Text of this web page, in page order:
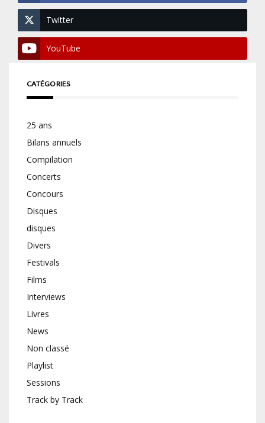
Twitter
YouTube
CATÉGORIES
25 ans
Bilans annuels
Compilation
Concerts
Concours
Disques
disques
Divers
Festivals
Films
Interviews
Livres
News
Non classé
Playlist
Sessions
Track by Track